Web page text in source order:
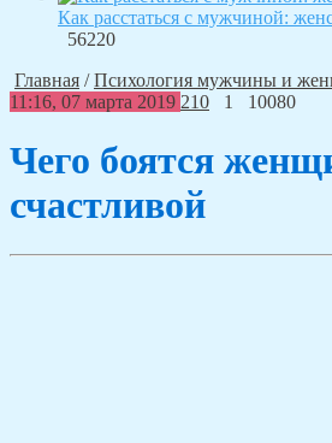
Как расстаться с мужчиной:
56220
Главная /Психология мужчины и
11:16, 07 марта 2019 210 1 10080
Чего боятся
счастливой